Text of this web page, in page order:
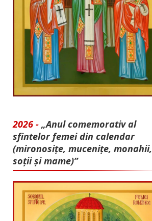
2026 - „Anul comemorativ al
sfintelor femei din calendar
(mironosițe, mu­cenițe, monahii,
soții și mame)”